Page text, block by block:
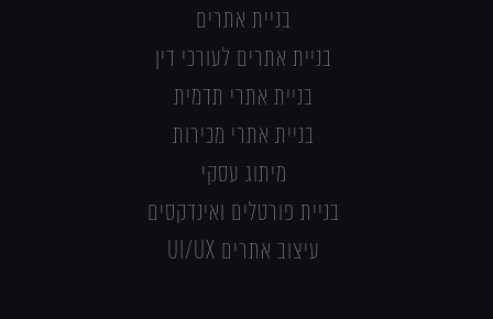
בניית אתרים
בניית אתרים לעורכי דין
בניית אתרי תדמית
בניית אתרי מכירות
מיתוג עסקי
בניית פורטלים ואינדקסים
עיצוב אתרים UI/UX